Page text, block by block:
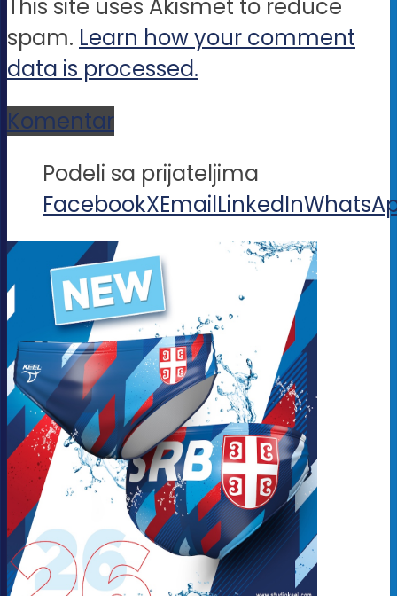
This site uses Akismet to reduce
spam. Learn how your comment
data is processed.
Komentar
Podeli sa prijateljima
FacebookXEmailLinkedIn